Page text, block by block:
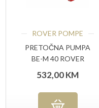
ROVER POMPE
PRETOČNA PUMPA
BE-M 40 ROVER
532,00KM